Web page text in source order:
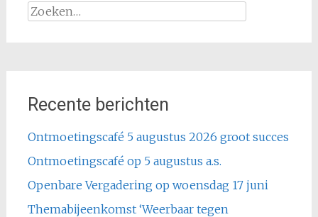
Zoeken
naar:
Recente berichten
Ontmoetingscafé 5 augustus 2026 groot succes
Ontmoetingscafé op 5 augustus a.s.
Openbare Vergadering op woensdag 17 juni
Themabijeenkomst ‘Weerbaar tegen